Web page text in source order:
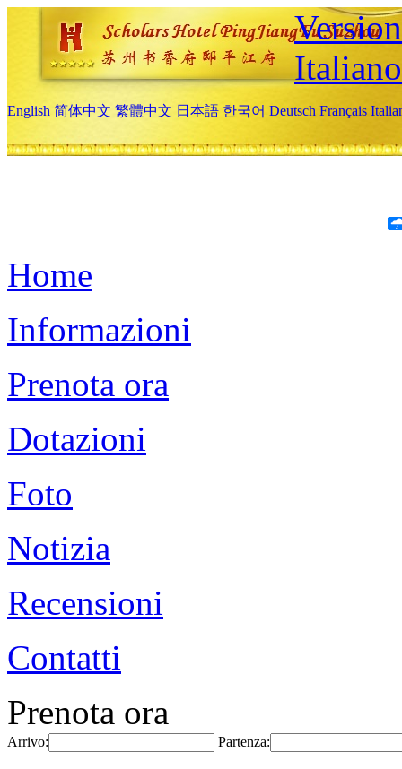
Italiano
English 简体中文 繁體中文 日本語 한국어 Deutsch Français
Home
Informazioni
Prenota ora
Dotazioni
Foto
Notizia
Recensioni
Contatti
Prenota ora
Arrivo: Partenza: